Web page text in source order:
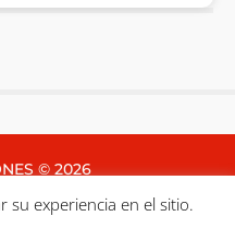
© 2026
su experiencia en el sitio.